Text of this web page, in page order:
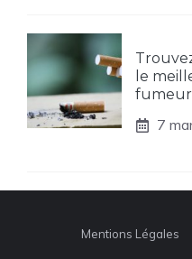
le
7
Mentions Légales